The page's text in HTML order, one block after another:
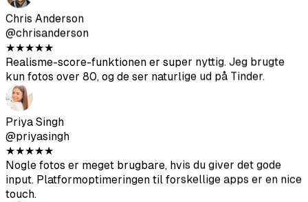
★★★
Variationen er virkelig god – kaffebarer, fitnesscentre,
udendørs. Nogle vinkler blev lidt skæve, men jeg fik nok
gode til at forny min Hinge-profil fuldstændig. Bedre
kvalitet end forventet.
Chris Anderson
@chrisanderson
★★★★★
Realisme-score-funktionen er super nyttig. Jeg brugte
kun fotos over 80, og de ser naturlige ud på Tinder.